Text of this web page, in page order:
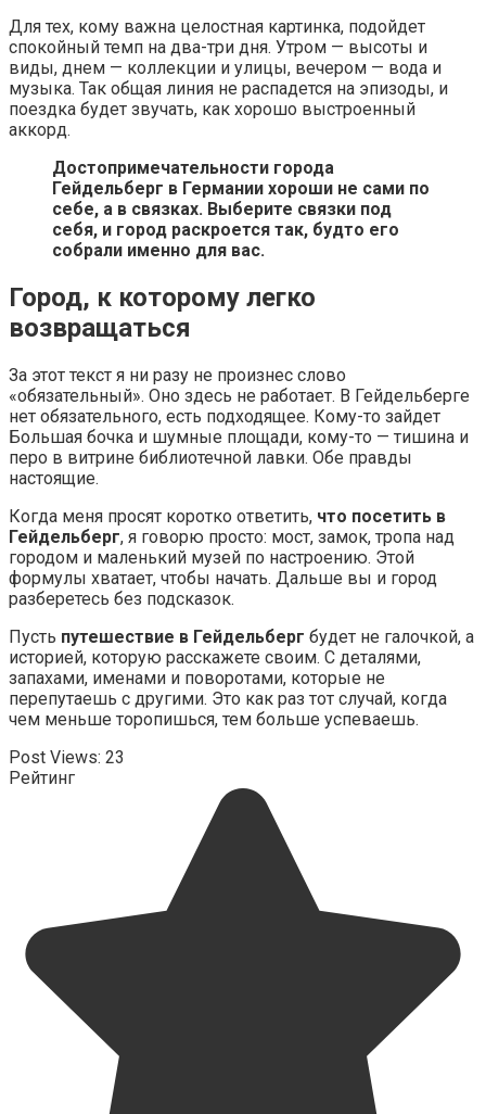
Для тех, кому важна целостная картинка, подойдет
спокойный темп на два-три дня. Утром — высоты и
виды, днем — коллекции и улицы, вечером — вода и
музыка. Так общая линия не распадется на эпизоды, и
поездка будет звучать, как хорошо выстроенный
аккорд.
Достопримечательности города
Гейдельберг в Германии хороши не сами по
себе, а в связках. Выберите связки под
себя, и город раскроется так, будто его
собрали именно для вас.
Город, к которому легко
возвращаться
За этот текст я ни разу не произнес слово
«обязательный». Оно здесь не работает. В Гейдельберге
нет обязательного, есть подходящее. Кому-то зайдет
Большая бочка и шумные площади, кому-то — тишина и
перо в витрине библиотечной лавки. Обе правды
настоящие.
Когда меня просят коротко ответить, что посетить в
Гейдельберг, я говорю просто: мост, замок, тропа над
городом и маленький музей по настроению. Этой
формулы хватает, чтобы начать. Дальше вы и город
разберетесь без подсказок.
Пусть путешествие в Гейдельберг будет не галочкой, а
историей, которую расскажете своим. С деталями,
запахами, именами и поворотами, которые не
перепутаешь с другими. Это как раз тот случай, когда
чем меньше торопишься, тем больше успеваешь.
Post Views: 23
Рейтинг